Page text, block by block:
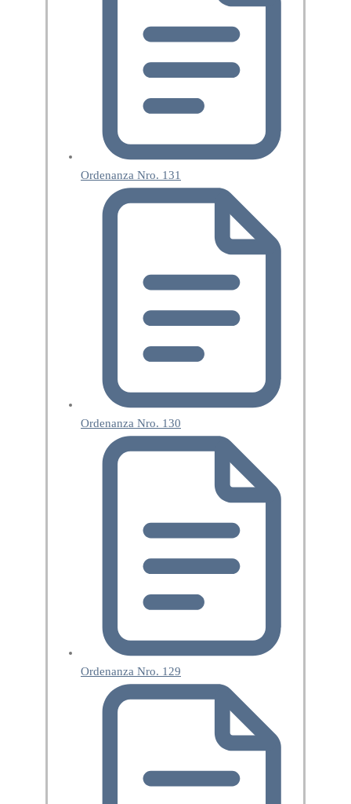
Ordenanza Nro. 131
Ordenanza Nro. 130
Ordenanza Nro. 129